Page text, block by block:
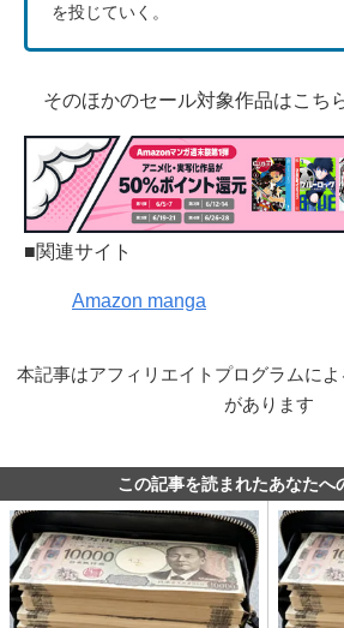
を投じていく。
そのほかのセール対象作品はこち
■関連サイト
Amazon manga
本記事はアフィリエイトプログラムに
があります
この記事を読まれたあなたへ